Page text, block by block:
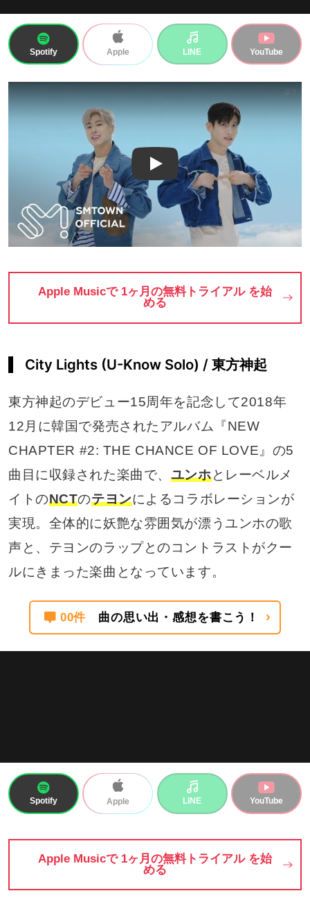
Spotify Apple LINE YouTube
Apple Musicで 1ヶ月の無料トライアル を始
める
City Lights (U-Know Solo) / 東方神起
東方神起のデビュー15周年を記念して2018年
12月に韓国で発売されたアルバム『NEW
CHAPTER #2: THE CHANCE OF LOVE』の5
曲目に収録された楽曲で、 ユンホとレーベルメ
イトのNCTのテヨンによるコラボレーションが
実現。全体的に妖艶な雰囲気が漂うユンホの歌
声と、テヨンのラップとのコントラストがクー
ルにきまった楽曲となっています。
00件 曲の思い出・感想を書こう！
Spotify Apple LINE YouTube
Apple Musicで 1ヶ月の無料トライアル を始
める